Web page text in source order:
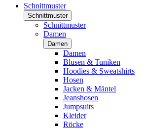
Schnittmuster
Schnittmuster
Schnittmuster
Damen
Damen
Damen
Blusen & Tuniken
Hoodies & Sweatshirts
Hosen
Jacken & Mäntel
Jeanshosen
Jumpsuits
Kleider
Röcke